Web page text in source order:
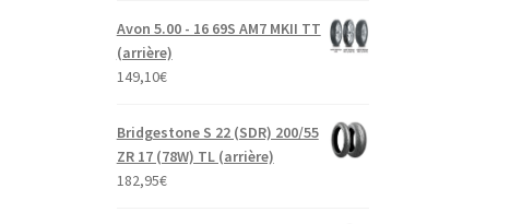
Avon 5.00 - 16 69S AM7 MKII TT
(arrière)
149,10€
Bridgestone S 22 (SDR) 200/55
ZR 17 (78W) TL (arrière)
182,95€